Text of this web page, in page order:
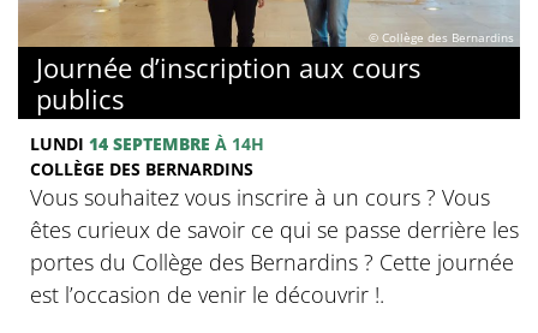
© Collège des Bernardins
Journée d’inscription aux cours
publics
LUNDI 14 SEPTEMBRE À 14H
COLLÈGE DES BERNARDINS
Vous souhaitez vous inscrire à un cours ? Vous
êtes curieux de savoir ce qui se passe derrière les
portes du Collège des Bernardins ? Cette journée
est l’occasion de venir le découvrir !.